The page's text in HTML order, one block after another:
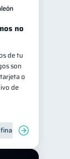
no
de tu
son
o
de